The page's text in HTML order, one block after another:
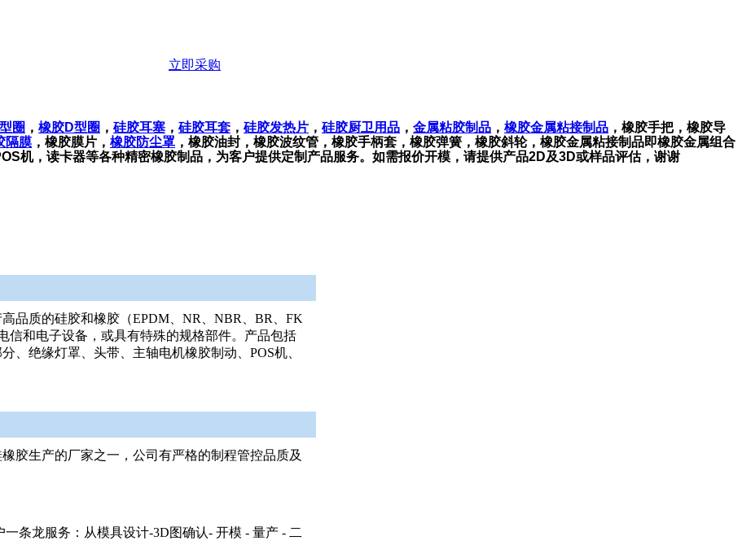
立即采购
圈 ， 橡胶D型圈 ， 硅胶耳塞 ， 硅胶耳套 ， 硅胶发热片 ， 硅胶厨卫用品 ， 金属粘胶制品 ， 橡胶金属粘接制品 ​，橡胶手把，橡胶导
隔膜 ，橡胶膜片， 橡胶防尘罩 ，橡胶油封，橡胶波纹管，橡胶手柄套，橡胶弹簧， 橡胶斜轮， 橡胶金属粘接制品即橡胶金属组合
机，读卡器等各种精密橡胶制品，为客户提供定制产品服务。如需报价开模，请提供产品2D及3D或样品评估，谢谢
品质的硅胶和橡胶（EPDM、NR、NBR、BR、FK
信和电子设备，或具有特殊的规格部件。产品包括
、绝缘灯罩、头带、主轴电机橡胶制动、POS机、
胶生产的厂家之一，公司有严格的制程管控品质及
条龙服务：从模具设计-3D图确认- 开模 - 量产 - 二